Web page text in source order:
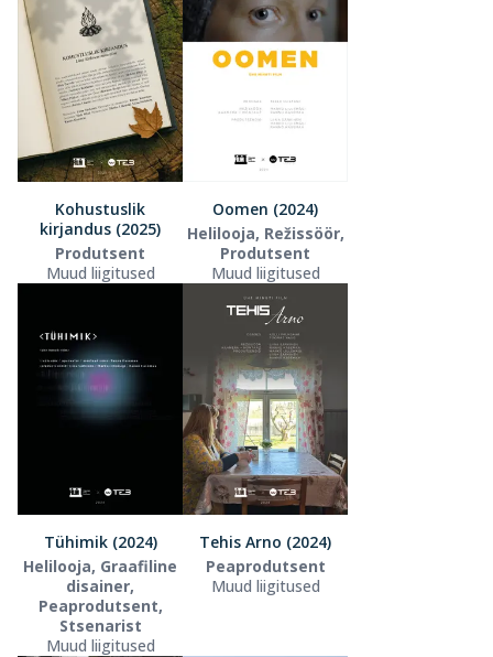
Kohustuslik
kirjandus (2025)
Produtsent
Muud liigitused
Oomen (2024)
Helilooja, Režissöör,
Produtsent
Muud liigitused
Tühimik (2024)
Helilooja, Graafiline
disainer,
Peaprodutsent,
Stsenarist
Muud liigitused
Tehis Arno (2024)
Peaprodutsent
Muud liigitused